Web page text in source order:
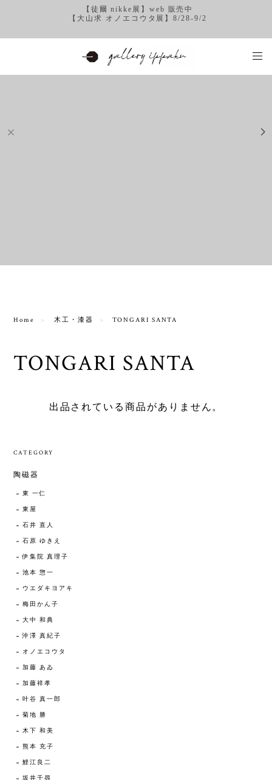
【徒爾 nikke展】web 販売中
【大山求 オノエコウタ展】8/28-9/2
Home 木工・漆器 TONGARI SANTA
TONGARI SANTA
出品されている商品がありません。
CATEGORY
陶磁器
東 一仁
東屋
石井 直人
石原 ゆきえ
伊集院 真理子
池本 惣一
ウエダキヨアキ
梅田かん子
大中 和典
沖澤 真紀子
オノエコウタ
加藤 あゐ
加藤祥孝
叶谷 真一郎
菊地 勝
木下 和美
熊本 充子
鯉江良二